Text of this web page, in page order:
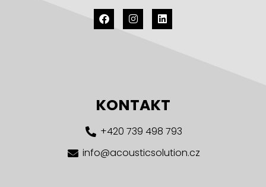
KONTAKT
+420 739 498 793
info@acousticsolution.cz